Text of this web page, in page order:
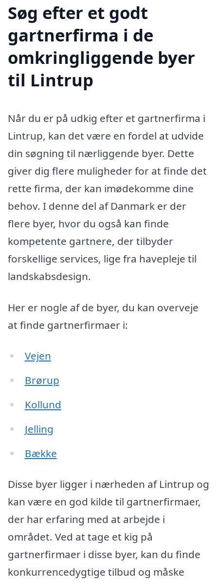
Søg efter et godt
gartnerfirma i de
omkringliggende byer
til Lintrup
Når du er på udkig efter et gartnerfirma i
Lintrup, kan det være en fordel at udvide
din søgning til nærliggende byer. Dette
giver dig flere muligheder for at finde det
rette firma, der kan imødekomme dine
behov. I denne del af Danmark er der
flere byer, hvor du også kan finde
kompetente gartnere, der tilbyder
forskellige services, lige fra havepleje til
landskabsdesign.
Her er nogle af de byer, du kan overveje
at finde gartnerfirmaer i:
Vejen
Brørup
Kollund
Jelling
Bække
Disse byer ligger i nærheden af Lintrup og
kan være en god kilde til gartnerfirmaer,
der har erfaring med at arbejde i
området. Ved at tage et kig på
gartnerfirmaer i disse byer, kan du finde
konkurrencedygtige tilbud og måske